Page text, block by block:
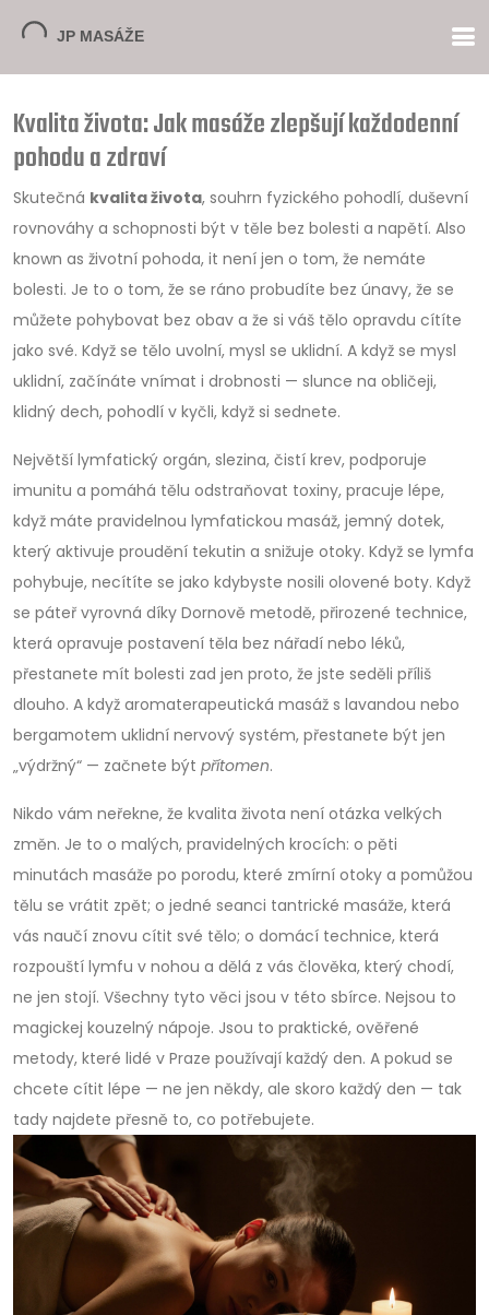
Kvalita života: Jak masáže zlepšují každodenní
pohodu a zdraví
Skutečná kvalita života, souhrn fyzického pohodlí, duševní
rovnováhy a schopnosti být v těle bez bolesti a napětí. Also
known as životní pohoda, it není jen o tom, že nemáte
bolesti. Je to o tom, že se ráno probudíte bez únavy, že se
můžete pohybovat bez obav a že si váš tělo opravdu cítíte
jako své. Když se tělo uvolní, mysl se uklidní. A když se mysl
uklidní, začínáte vnímat i drobnosti — slunce na obličeji,
klidný dech, pohodlí v kyčli, když si sednete.
Největší lymfatický orgán, slezina, čistí krev, podporuje
imunitu a pomáhá tělu odstraňovat toxiny, pracuje lépe,
když máte pravidelnou lymfatickou masáž, jemný dotek,
který aktivuje proudění tekutin a snižuje otoky. Když se lymfa
pohybuje, necítíte se jako kdybyste nosili olovené boty. Když
se páteř vyrovná díky Dornově metodě, přirozené technice,
která opravuje postavení těla bez nářadí nebo léků,
přestanete mít bolesti zad jen proto, že jste seděli příliš
dlouho. A když aromaterapeutická masáž s lavandou nebo
bergamotem uklidní nervový systém, přestanete být jen
„výdržný“ — začnete být přítomen.
Nikdo vám neřekne, že kvalita života není otázka velkých
změn. Je to o malých, pravidelných krocích: o pěti
minutách masáže po porodu, které zmírní otoky a pomůžou
tělu se vrátit zpět; o jedné seanci tantrické masáže, která
vás naučí znovu cítit své tělo; o domácí technice, která
rozpouští lymfu v nohou a dělá z vás člověka, který chodí,
ne jen stojí. Všechny tyto věci jsou v této sbírce. Nejsou to
magickej kouzelný nápoje. Jsou to praktické, ověřené
metody, které lidé v Praze používají každý den. A pokud se
chcete cítit lépe — ne jen někdy, ale skoro každý den — tak
tady najdete přesně to, co potřebujete.